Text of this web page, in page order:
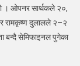
बन्दै
सेमिफाइनलमा
। ओपनर सार्थकले २०,
रामकृष्ण दुलालले २–२
बन्दै सेमिफाइनल पुगेका